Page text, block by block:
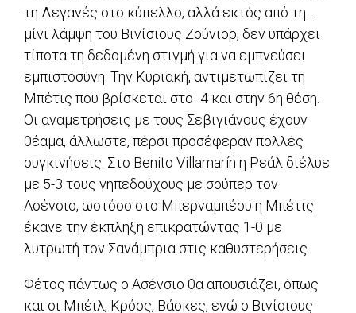
τη Λεγανές στο κύπελλο, αλλά εκτός από τη…
μίνι λάμψη του Βινίσιους Ζούνιορ, δεν υπάρχει
τίποτα τη δεδομένη στιγμή για να εμπνεύσει
εμπιστοσύνη. Την Κυριακή, αντιμετωπίζει τη
Μπέτις που βρίσκεται στο -4 και στην 6η θέση.
Οι αναμετρήσεις με τους Σεβιγιάνους έχουν
θέαμα, άλλωστε, πέρσι προσέφεραν πολλές
συγκινήσεις. Στο Benito Villamarín η Ρεάλ διέλυε
με 5-3 τους γηπεδούχους με σούπερ τον
Ασένσιο, ωστόσο στο Μπερναμπέου η Μπέτις
έκανε την έκπληξη επικρατώντας 1-0 με
λυτρωτή τον Σανάμπρια στις καθυστερήσεις.
Φέτος πάντως ο Ασένσιο θα απουσιάζει, όπως
και οι Μπέιλ, Κρόος, Βάσκες, ενώ ο Βινίσιους